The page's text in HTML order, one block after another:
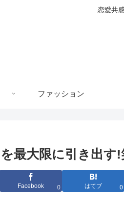
恋愛共
ファッション
最大限に引き出
Facebook 0 はてブ 0